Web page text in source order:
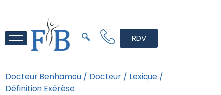
RDV
Docteur Benhamou / Docteur / Lexique /
Définition Exérèse